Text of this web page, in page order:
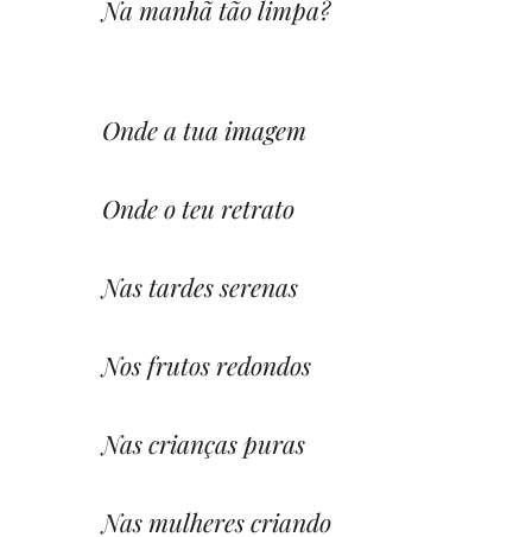
Na manhã tão limpa?
Onde a tua imagem
Onde o teu retrato
Nas tardes serenas
Nos frutos redondos
Nas crianças puras
Nas mulheres criando